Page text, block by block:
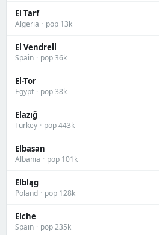
El Tarf
Algeria · pop 13k
El Vendrell
Spain · pop 36k
El-Tor
Egypt · pop 38k
Elazığ
Turkey · pop 443k
Elbasan
Albania · pop 101k
Elbląg
Poland · pop 128k
Elche
Spain · pop 235k